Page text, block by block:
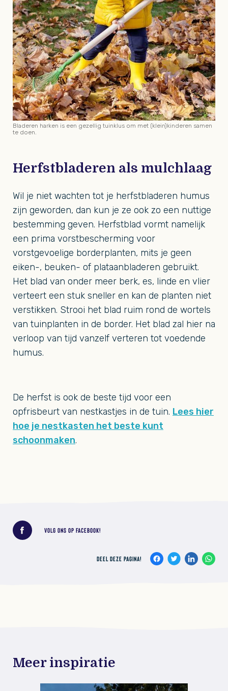
Herfstbladeren als mulchlaag
Wil je niet wachten tot je herfstbladeren humus
zijn geworden, dan kun je ze ook zo een nuttige
bestemming geven. Herfstblad vormt namelijk
een prima vorstbescherming voor
vorstgevoelige borderplanten, mits je geen
eiken-, beuken- of plataanbladeren gebruikt.
Het blad van onder meer berk, es, linde en vlier
verteert een stuk sneller en kan de planten niet
verstikken. Strooi het blad ruim rond de wortels
van tuinplanten in de border. Het blad zal hier na
verloop van tijd vanzelf verteren tot voedende
humus.
De herfst is ook de beste tijd voor een
opfrisbeurt van nestkastjes in de tuin. Lees hier
hoe je nestkasten het beste kunt
schoonmaken.
Bladeren harken is een gezellig tuinklus om met (klein)kinderen samen
te doen.
VOLG ONS OP FACEBOOK!
DEEL DEZE PAGINA!
Meer inspiratie